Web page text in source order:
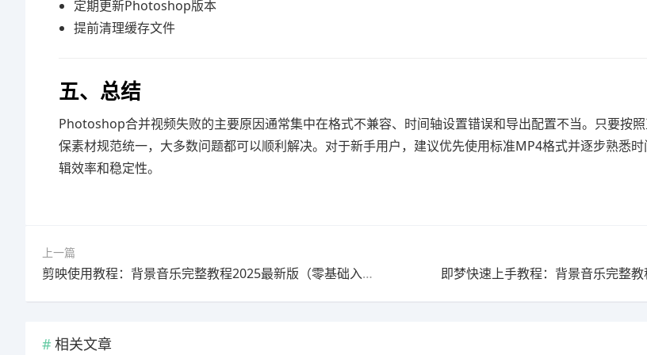
定期更新Photoshop版本
提前清理缓存文件
五、总结
Photoshop合并视频失败的主要原因通常集中在格式不兼容、时间轴设置错误和导出配置不当。只要按
保素材规范统一，大多数问题都可以顺利解决。对于新手用户，建议优先使用标准MP4格式并逐步熟悉
辑效率和稳定性。
上一篇
剪映使用教程：背景音乐完整教程2025最新版（零基础入门）
相关文章